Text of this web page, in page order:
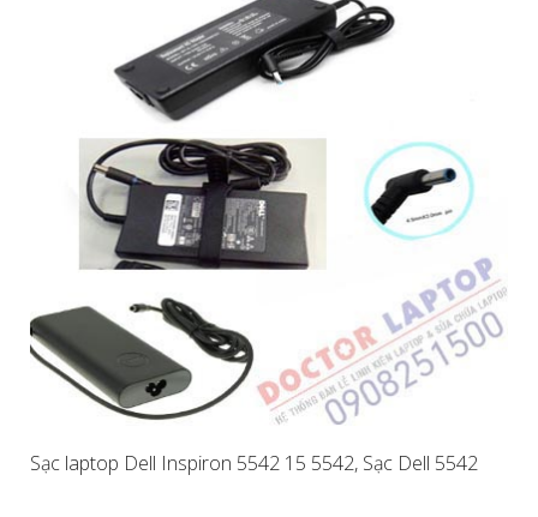
Sạc laptop Dell Inspiron 5542 15 5542, Sạc Dell 5542